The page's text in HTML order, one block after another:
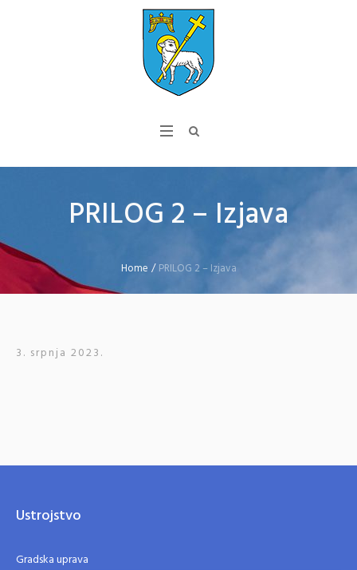
PRILOG 2 – Izjava
Home /PRILOG 2 – Izjava
3. srpnja 2023.
Ustrojstvo
Gradska uprava